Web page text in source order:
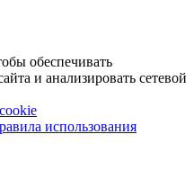
обеспечивать
и анализировать сетевой
использования